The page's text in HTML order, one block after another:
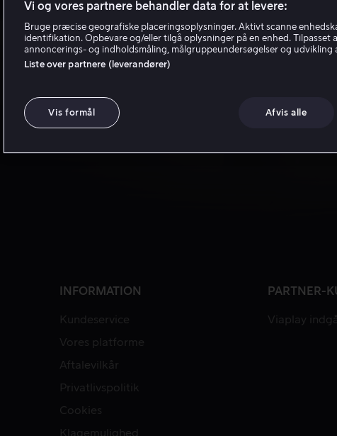
INFORMATION
Kundeservice
Vores platforme
Aftalevilkår
Privatlivspolitik
Cookies
Klagemulighed
PARTNER-
Viaplay
Vi og vores partnere behandler data for at levere:
Bruge præcise geografiske placeringsoplysninger. Aktivt scanne
identifikation. Opbevare og/eller tilgå oplysninger på en enhed. Tilpasset
annoncerings- og indholdsmåling, målgruppeundersøgelser og udvikling
Liste over partnere (leverandører)
Vis formål Afvis alle